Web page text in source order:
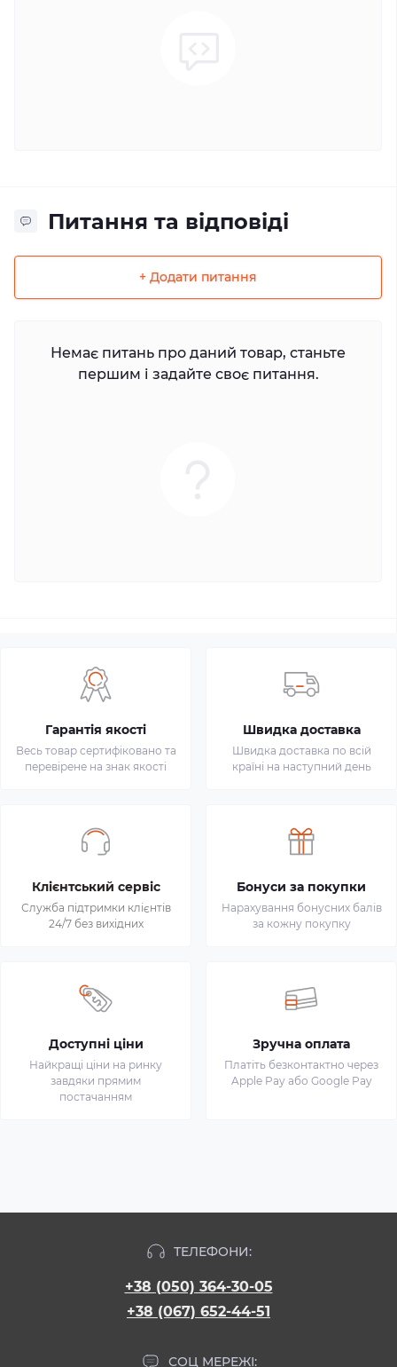
Питання та відповіді
+ Додати питання
Немає питань про даний товар, станьте
першим і задайте своє питання.
Гарантія якості
Весь товар сертифіковано та
перевірене на знак якості
Швидка доставка
Швидка доставка по всій
країні на наступний день
Клієнтський сервіс
Служба підтримки клієнтів
24/7 без вихідних
Бонуси за покупки
Нарахування бонусних балів
за кожну покупку
Доступні ціни
Найкращі ціни на ринку
завдяки прямим
постачанням
Зручна оплата
Платіть безконтактно через
Apple Pay або Google Pay
ТЕЛЕФОНИ:
+38 (050) 364-30-05
+38 (067) 652-44-51
СОЦ МЕРЕЖІ: